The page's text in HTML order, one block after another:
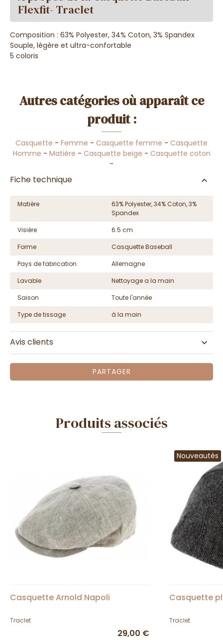
Flexfit- Traclet
Composition : 63% Polyester, 34% Coton, 3% Spandex
Souple, légère et ultra-confortable
5 coloris
Autres catégories où apparaît ce
produit :
Casquette - Femme - Casquette femme - Casquette
Homme - Matière - Casquette beige - Casquette coton
-
Fiche technique
Matière
63% Polyester, 34% Coton, 3%
Spandex
Visière
6.5 cm
Forme
Casquette Baseball
Pays de fabrication
Allemagne
Lavable
Nettoyage a la main
Saison
Toute l'année
Type de tissage
à la main
Avis clients
PARTAGER
Produits associés
Casquette Arnold Napoli
Traclet
29,00 €
Nouveautés
Casquette
Traclet